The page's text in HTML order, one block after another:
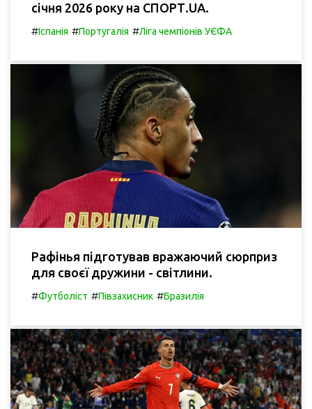
січня 2026 року на СПОРТ.UA.
#Іспанія #Португалія #Ліга чемпіонів УЄФА
Рафінья підготував вражаючий сюрприз
для своєї дружини - світлини.
#Футболіст #Півзахисник #Бразилія